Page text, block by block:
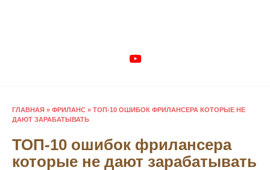
ГЛАВНАЯ » ФРИЛАНС » ТОП-10 ОШИБОК ФРИЛАНСЕРА КОТОРЫЕ НЕ
ДАЮТ ЗАРАБАТЫВАТЬ
ТОП-10 ошибок фрилансера
которые не дают зарабатывать